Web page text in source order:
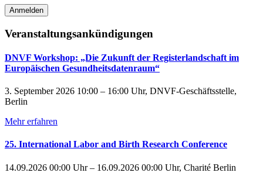
Veranstaltungsankündigungen
DNVF Workshop: „Die Zukunft der Registerlandschaft im
Europäischen Gesundheitsdatenraum“
3. September 2026 10:00 – 16:00 Uhr, DNVF-Geschäftsstelle,
Berlin
Mehr erfahren
25. International Labor and Birth Research Conference
14.09.2026 00:00 Uhr – 16.09.2026 00:00 Uhr, Charité Berlin